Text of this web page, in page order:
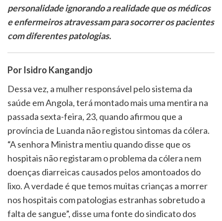
personalidade ignorando a realidade que os médicos
e enfermeiros atravessam para socorrer os pacientes
com diferentes patologias.
Por Isidro Kangandjo
Dessa vez, a mulher responsável pelo sistema da
saúde em Angola, terá montado mais uma mentira na
passada sexta-feira, 23, quando afirmou que a
província de Luanda não registou sintomas da cólera.
“A senhora Ministra mentiu quando disse que os
hospitais não registaram o problema da cólera nem
doenças diarreicas causados pelos amontoados do
lixo. A verdade é que temos muitas crianças a morrer
nos hospitais com patologias estranhas sobretudo a
falta de sangue”, disse uma fonte do sindicato dos